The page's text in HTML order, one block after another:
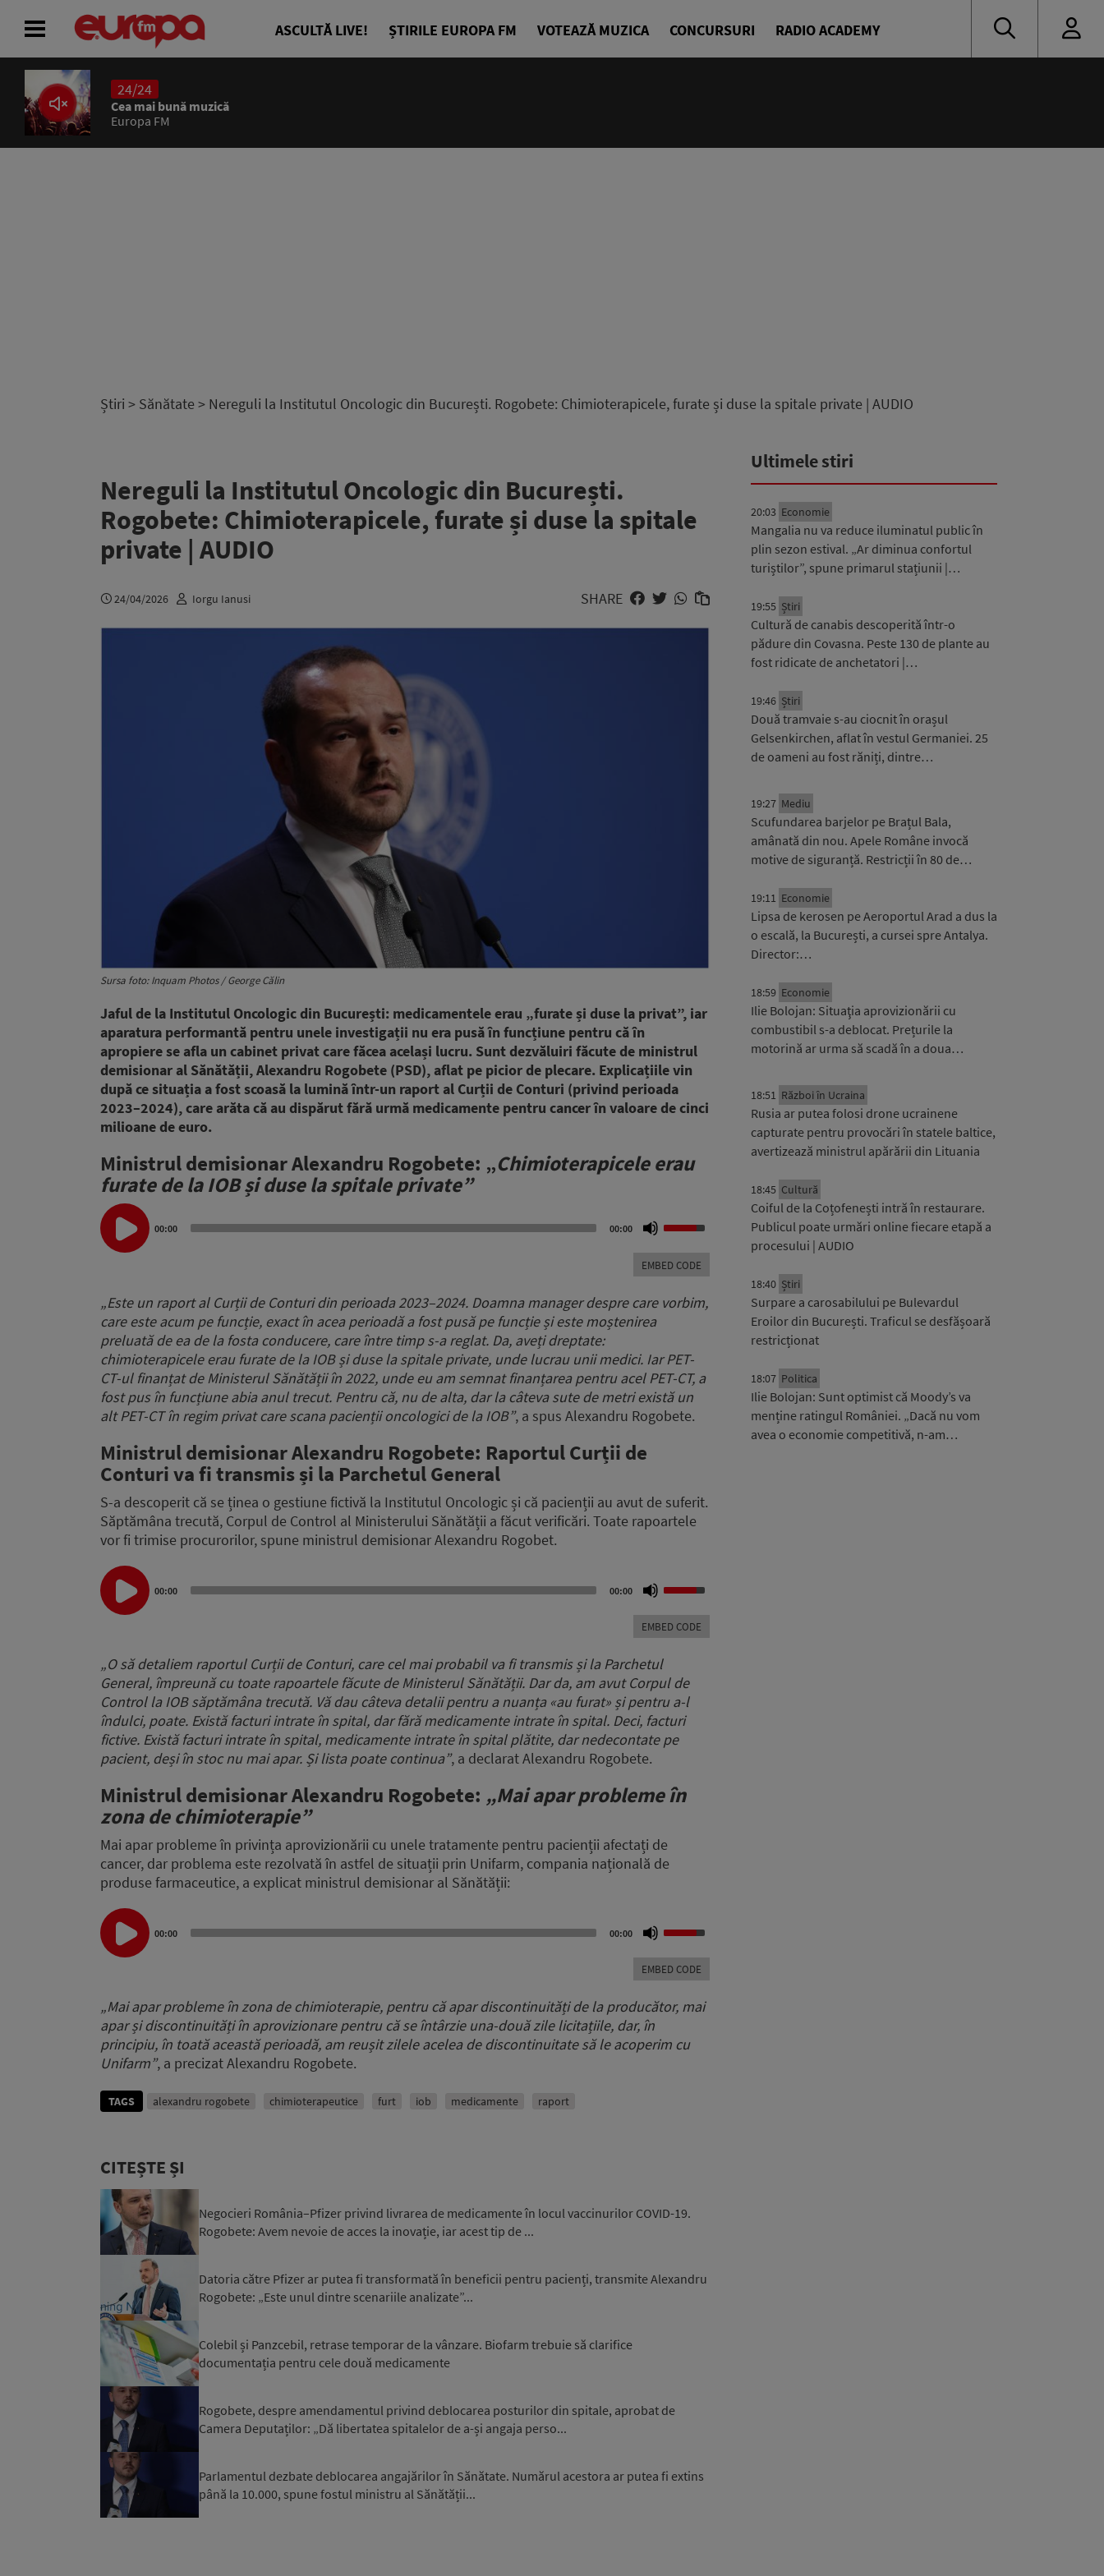
ASCULTĂ LIVE! ȘTIRILE EUROPA FM VOTEAZĂ MUZICA CONCURSURI RADIO ACADEMY
24/24
Cea mai bună muzică
Europa FM
Știri > Sănătate > Nereguli la Institutul Oncologic din București. Rogobete: Chimioterapicele, furate și duse la spitale private | AUDIO
Nereguli la Institutul Oncologic din București.
Rogobete: Chimioterapicele, furate și duse la spitale
private | AUDIO
24/04/2026 Iorgu Ianusi SHARE
Sursa foto: Inquam Photos / George Călin
Jaful de la Institutul Oncologic din București: medicamentele erau „furate și duse la privat”, iar
aparatura performantă pentru unele investigații nu era pusă în funcțiune pentru că în
apropiere se afla un cabinet privat care făcea același lucru. Sunt dezvăluiri făcute de ministrul
demisionar al Sănătății, Alexandru Rogobete (PSD), aflat pe picior de plecare. Explicațiile vin
după ce situația a fost scoasă la lumină într-un raport al Curții de Conturi (privind perioada
2023–2024), care arăta că au dispărut fără urmă medicamente pentru cancer în valoare de cinci
milioane de euro.
Ministrul demisionar Alexandru Rogobete: „Chimioterapicele erau
furate de la IOB și duse la spitale private”
Audio
Player
00:00 00:00
Up/Down
keys
increase
volume.
EMBED CODE
„Este un raport al Curții de Conturi din perioada 2023–2024. Doamna manager despre care vorbim,
care este acum pe funcție, exact în acea perioadă a fost pusă pe funcție și este moștenirea
preluată de ea de la fosta conducere, care între timp s-a reglat. Da, aveți dreptate:
chimioterapicele erau furate de la IOB și duse la spitale private, unde lucrau unii medici. Iar PET-
CT-ul finanțat de Ministerul Sănătății în 2022, unde eu am semnat finanțarea pentru acel PET-CT, a
fost pus în funcțiune abia anul trecut. Pentru că, nu de alta, dar la câteva sute de metri există un
alt PET-CT în regim privat care scana pacienții oncologici de la IOB”, a spus Alexandru Rogobete.
Ministrul demisionar Alexandru Rogobete: Raportul Curții de
Conturi va fi transmis și la Parchetul General
S-a descoperit că se ținea o gestiune fictivă la Institutul Oncologic și că pacienții au avut de suferit.
Săptămâna trecută, Corpul de Control al Ministerului Sănătății a făcut verificări. Toate rapoartele
vor fi trimise procurorilor, spune ministrul demisionar Alexandru Rogobet.
Audio
Player
00:00 00:00
Up/Down
keys
increase
or
decrease
volume.
EMBED CODE
„O să detaliem raportul Curții de Conturi, care cel mai probabil va fi transmis și la Parchetul
General, împreună cu toate rapoartele făcute de Ministerul Sănătății. Dar da, am avut Corpul de
Control la IOB săptămâna trecută. Vă dau câteva detalii pentru a nuanța «au furat» și pentru a-l
îndulci, poate. Există facturi intrate în spital, dar fără medicamente intrate în spital. Deci, facturi
fictive. Există facturi intrate în spital, medicamente intrate în spital plătite, dar nedecontate pe
pacient, deși în stoc nu mai apar. Și lista poate continua”, a declarat Alexandru Rogobete.
Ministrul demisionar Alexandru Rogobete: „Mai apar probleme în
zona de chimioterapie”
Mai apar probleme în privința aprovizionării cu unele tratamente pentru pacienții afectați de
cancer, dar problema este rezolvată în astfel de situații prin Unifarm, compania națională de
produse farmaceutice, a explicat ministrul demisionar al Sănătății:
Audio
Player
00:00 00:00
Up/Down
keys
increase
decrease
EMBED CODE
„Mai apar probleme în zona de chimioterapie, pentru că apar discontinuități de la producător, mai
apar și discontinuități în aprovizionare pentru că se întârzie una-două zile licitațiile, dar, în
principiu, în toată această perioadă, am reușit zilele acelea de discontinuitate să le acoperim cu
Unifarm”, a precizat Alexandru Rogobete.
TAGS alexandru rogobete chimioterapeutice furt iob medicamente raport
CITEȘTE ȘI
Negocieri România–Pfizer privind livrarea de medicamente în locul vaccinurilor COVID-19.
Rogobete: Avem nevoie de acces la inovație, iar acest tip de ...
Datoria către Pfizer ar putea fi transformată în beneficii pentru pacienți, transmite Alexandru
Rogobete: „Este unul dintre scenariile analizate”...
Colebil și Panzcebil, retrase temporar de la vânzare. Biofarm trebuie să clarifice
documentația pentru cele două medicamente
Rogobete, despre amendamentul privind deblocarea posturilor din spitale, aprobat de
Camera Deputaților: „Dă libertatea spitalelor de a-și angaja perso...
Parlamentul dezbate deblocarea angajărilor în Sănătate. Numărul acestora ar putea fi extins
până la 10.000, spune fostul ministru al Sănătății...
Ultimele stiri
20:03 Economie
Mangalia nu va reduce iluminatul public în
plin sezon estival. „Ar diminua confortul
turiștilor”, spune primarul stațiunii |…
19:55 Știri
Cultură de canabis descoperită într-o
pădure din Covasna. Peste 130 de plante au
fost ridicate de anchetatori |…
19:46 Știri
Două tramvaie s-au ciocnit în orașul
Gelsenkirchen, aflat în vestul Germaniei. 25
de oameni au fost răniți, dintre…
19:27 Mediu
Scufundarea barjelor pe Brațul Bala,
amânată din nou. Apele Române invocă
motive de siguranță. Restricții în 80 de…
19:11 Economie
Lipsa de kerosen pe Aeroportul Arad a dus la
o escală, la București, a cursei spre Antalya.
Director:…
18:59 Economie
Ilie Bolojan: Situaţia aprovizionării cu
combustibil s-a deblocat. Prețurile la
motorină ar urma să scadă în a doua…
18:51 Război în Ucraina
Rusia ar putea folosi drone ucrainene
capturate pentru provocări în statele baltice,
avertizează ministrul apărării din Lituania
18:45 Cultură
Coiful de la Coțofenești intră în restaurare.
Publicul poate urmări online fiecare etapă a
procesului | AUDIO
18:40 Știri
Surpare a carosabilului pe Bulevardul
Eroilor din București. Traficul se desfășoară
restricționat
18:07 Politica
Ilie Bolojan: Sunt optimist că Moody’s va
menține ratingul României. „Dacă nu vom
avea o economie competitivă, n-am…
ACASĂ
ȘTIRI